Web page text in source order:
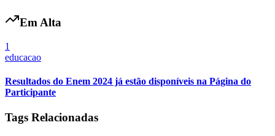
Em Alta
1
educacao
Resultados do Enem 2024 já estão disponíveis na Página do
Participante
Tags Relacionadas